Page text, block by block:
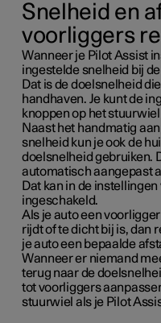
Snelheid en
voorliggers
Wanneer je Pilot Assist
ingestelde snelheid bij
Dat is de doelsnelheid
handhaven. Je kunt de
knoppen op het
Naast het handmatig
snelheid kun je ook de
doelsnelheid gebruiken.
automatisch aangepast
Dat kan in de
ingeschakeld.
Als je auto een
rijdt of te dicht bij is, dan
je auto een bepaalde
Wanneer er niemand
terug naar de
tot voorliggers
stuurwiel als je Pilot